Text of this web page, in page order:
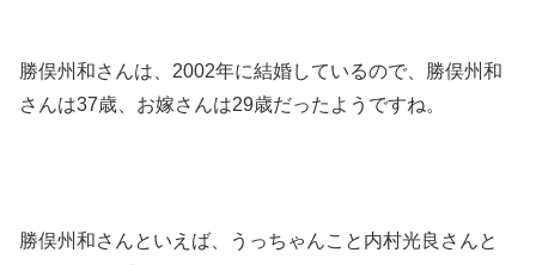
勝俣州和さんは、2002年に結婚しているので、勝俣州和
さんは37歳、お嫁さんは29歳だったようですね。
勝俣州和さんといえば、うっちゃんこと内村光良さんと